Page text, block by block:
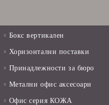
Бокс вертикален
Хоризонтални поставки
Принадлежности за бюро
Метални офис аксесоари
Офис серия КОЖА